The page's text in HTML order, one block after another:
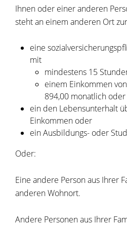
Ihnen oder einer anderen
steht an einem anderen Ort
eine
mit
mindestens 15
einem Einkommen
894,00 monatlich oder
ein den Lebensunterhalt
Einkommen oder
ein Ausbildungs- oder
Oder:
Eine andere Person aus Ihrer
anderen Wohnort.
Andere Personen aus Ihrer